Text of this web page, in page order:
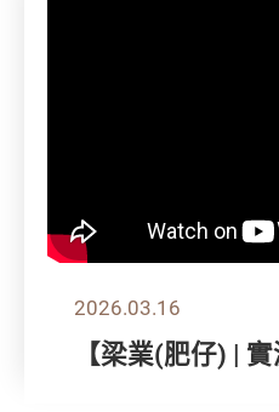
2026.03.16
【梁業(肥仔) |